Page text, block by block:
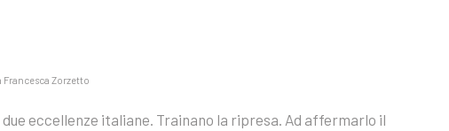
Francesca Zorzetto
eccellenze italiane. Trainano la ripresa. Ad affermarlo il